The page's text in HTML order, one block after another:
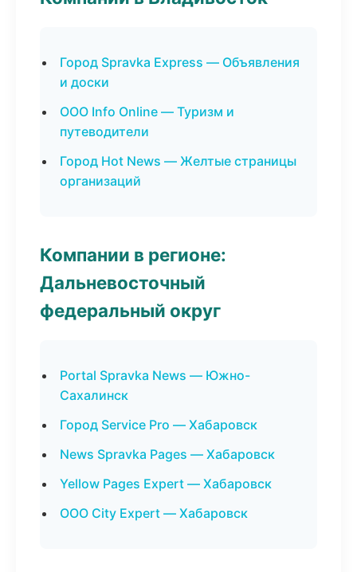
Город Spravka Express — Объявления
и доски
ООО Info Online — Туризм и
путеводители
Город Hot News — Желтые страницы
организаций
Компании в регионе:
Дальневосточный
федеральный округ
Portal Spravka News — Южно-
Сахалинск
Город Service Pro — Хабаровск
News Spravka Pages — Хабаровск
Yellow Pages Expert — Хабаровск
ООО City Expert — Хабаровск